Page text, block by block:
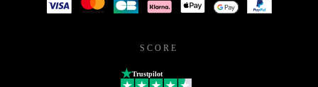
SCORE
Trustpilot